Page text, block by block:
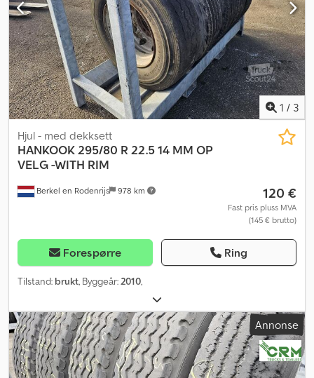
1 / 3
Berkel en Rodenrijs 978 km
Hjul - med dekksett
HANKOOK295/80 R 22.5 14 MM OP
VELG -WITH RIM
120 €
Fast pris pluss MVA
(145 € brutto)
Forespørre Ring
Tilstand: brukt, Byggeår: 2010,
Annonse